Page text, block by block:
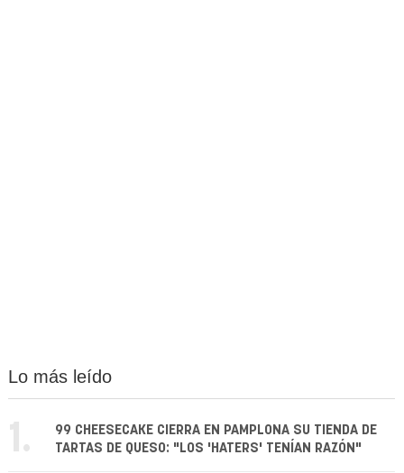
Lo más leído
1.
99 CHEESECAKE CIERRA EN PAMPLONA SU TIENDA DE
TARTAS DE QUESO: "LOS 'HATERS' TENÍAN RAZÓN"